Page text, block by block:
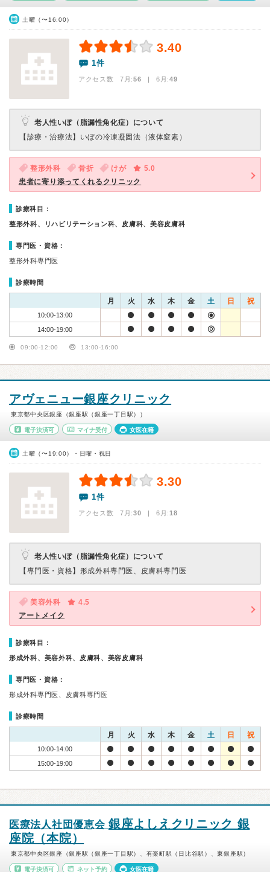
土曜（〜16:00）
3.40
1件
アクセス数 7月:56 | 6月:49
老人性いぼ（脂漏性角化症）について
【診療・治療法】 いぼの冷凍凝固法（液体窒素）
整形外科 骨折 けが
5.0
患者に寄り添ってくれるクリニック
診療科目：
整形外科、リハビリテーション科、皮膚科、美容皮膚科
専門医・資格：
整形外科専門医
診療時間
月 火 水 木 金 土 日 祝
10:00-13:00
14:00-19:00
09:00-12:00 13:00-16:00
アヴェニュー銀座クリニック
東京都中央区銀座（銀座駅（銀座一丁目駅））
電子決済可 マイナ受付 女医在籍
土曜（〜19:00）・日曜・祝日
3.30
1件
アクセス数 7月:30 | 6月:18
老人性いぼ（脂漏性角化症）について
【専門医・資格】 形成外科専門医、皮膚科専門医
美容外科
4.5
アートメイク
診療科目：
形成外科、美容外科、皮膚科、美容皮膚科
専門医・資格：
形成外科専門医、皮膚科専門医
診療時間
月 火 水 木 金 土 日 祝
10:00-14:00
15:00-19:00
医療法人社団優恵会 銀座よしえクリニック 銀
座院（本院）
東京都中央区銀座（銀座駅（銀座一丁目駅）、有楽町駅（日比谷駅）、東銀座駅）
電子決済可 ネット予約 女医在籍